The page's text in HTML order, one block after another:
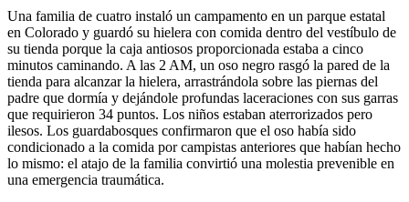
Una familia de cuatro instaló un campamento en un parque estatal
en Colorado y guardó su hielera con comida dentro del vestíbulo de
su tienda porque la caja antiosos proporcionada estaba a cinco
minutos caminando. A las 2 AM, un oso negro rasgó la pared de la
tienda para alcanzar la hielera, arrastrándola sobre las piernas del
padre que dormía y dejándole profundas laceraciones con sus garras
que requirieron 34 puntos. Los niños estaban aterrorizados pero
ilesos. Los guardabosques confirmaron que el oso había sido
condicionado a la comida por campistas anteriores que habían hecho
lo mismo: el atajo de la familia convirtió una molestia prevenible en
una emergencia traumática.